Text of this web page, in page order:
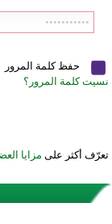
حفظ كلمة المرور
نسيت كلمة المرور؟
تعرّف أكثر على مزايا